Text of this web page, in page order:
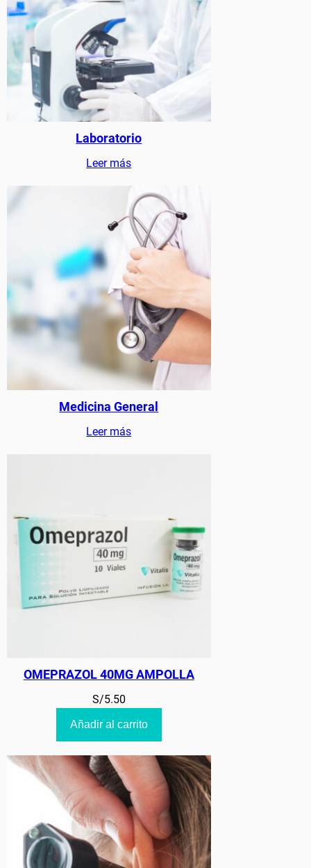
Laboratorio
Leer más
Medicina General
Leer más
OMEPRAZOL 40MG AMPOLLA
S/5.50
Añadir al carrito